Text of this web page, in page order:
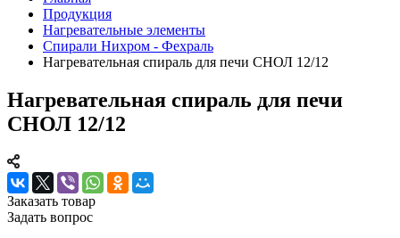
Продукция
Нагревательные элементы
Спирали Нихром - Фехраль
Нагревательная спираль для печи СНОЛ 12/12
Нагревательная спираль для печи
СНОЛ 12/12
Заказать товар
Задать вопрос